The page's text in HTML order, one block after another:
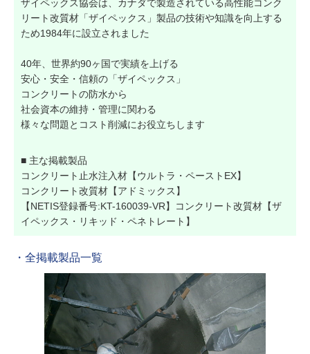
かたなび コラム
すまいリング
お気に入り
ザイペックス協会は、カナダで製造されている高性能コンク
リート改質材「ザイペックス」製品の技術や知識を向上する
ため1984年に設立されました
40年、世界約90ヶ国で実績を上げる
安心・安全・信頼の「ザイペックス」
コンクリートの防水から
社会資本の維持・管理に関わる
様々な問題とコスト削減にお役立ちします
■ 主な掲載製品
コンクリート止水注入材【ウルトラ・ペーストEX】
コンクリート改質材【アドミックス】
【NETIS登録番号:KT-160039-VR】コンクリート改質材【ザ
イペックス・リキッド・ペネトレート】
・全掲載製品一覧